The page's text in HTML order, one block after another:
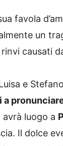
favola
un
causati
e
avrà luogo a
Il dolce